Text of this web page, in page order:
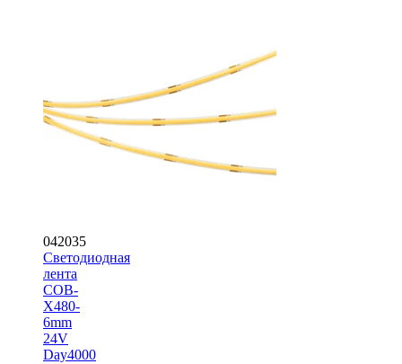
042035
Светодиодная
лента
COB-
X480-
6mm
24V
Day4000